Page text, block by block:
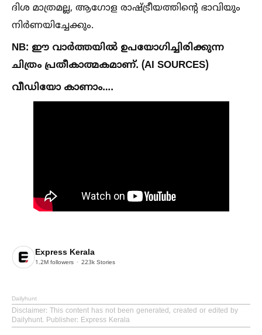
ദിശ മാത്രമല്ല, ആഗോള രാഷ്ട്രീയത്തിന്റെ ഭാവിയും
നിർണയിച്ചേക്കും.
NB: ഈ വാർത്തയില്‍ ഉപയോഗിച്ചിരിക്കുന്ന
ചിത്രം പ്രതീകാത്മകമാണ്. (AI SOURCES)
വീഡിയോ കാണാം….
Express Kerala
1.2M followers 223k Stories
Dailyhunt
Disclaimer: This content has not been generated, created or edited by
Dailyhunt. Publisher: Express Kerala